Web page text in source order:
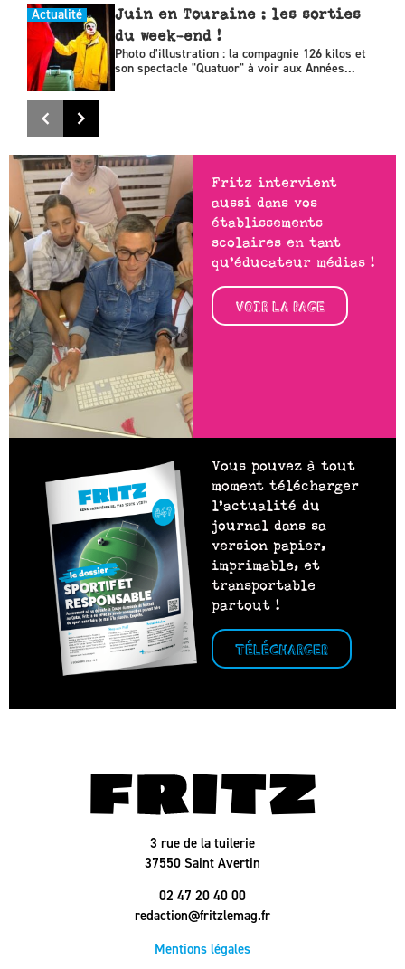
Actualité
Juin en Touraine : les sorties
du week-end !
Photo d'illustration : la compagnie 126 kilos et
son spectacle "Quatuor" à voir aux Années...
Fritz intervient
aussi dans vos
établissements
scolaires en tant
qu’éducateur médias !
VOIR LA PAGE
Vous pouvez à tout
moment télécharger
l’actualité du
journal dans sa
version papier,
imprimable, et
transportable
partout !
TÉLÉCHARGER
3 rue de la tuilerie
37550 Saint Avertin
02 47 20 40 00
redaction@fritzlemag.fr
Mentions légales